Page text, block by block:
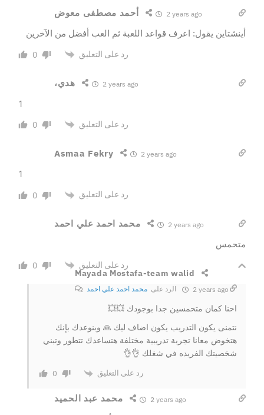
أحمد مصطفى معوض 2 years ago
أينشتاين يقول: اعرف قواعد اللعبة ثم العب أفضل من الآخرين
0 رد على التعليق
،هدي 2 years ago
1
0 رد على التعليق
Asmaa Fekry 2 years ago
1
0 رد على التعليق
محمد احمد علي احمد 2 years ago
متحمس
0 رد على التعليق
Mayada Mostafa-team walid
الرد على محمد احمد علي احمد 2 years ago
احنا كمان متحمسين جدا بوجودك 💥💥
نتمنى يكون التدريب يكون اضاف ليك 🙏 وبنوعدك بإنك
هتخوض معانا تجربة تدريبية مختلفة هتساعدك تتطور وتبني
شخصيتك الفريده في شغلك 👌👌
0 رد على التعليق
محمد عبد الحميد 2 years ago